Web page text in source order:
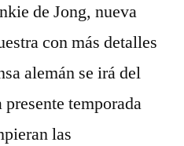
de Jong, nueva
con más detalles
alemán se irá del
temporada
las